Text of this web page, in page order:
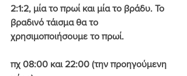
2:1:2, μία το πρωί και μία το βράδυ. Το
βραδινό τάισμα θα το
χρησιμοποιήσουμε το πρωί.
πχ 08:00 και 22:00 (την προηγούμενη